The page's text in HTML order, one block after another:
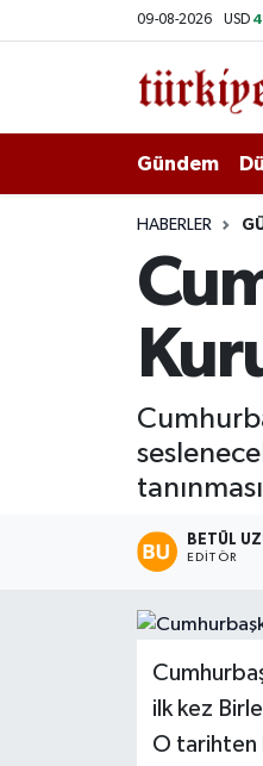
09-08-2026 USD
Gündem
HABERLER
BETÜL
EDITÖR
ilk kez
O tarihten
Gündem
Savunma - Teknoloji
Hava Durumu
Süper Lig Puan
Tüm Manşetler
Son Dakika Haberleri